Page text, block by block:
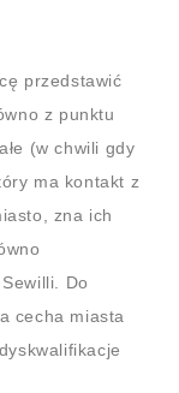
przedstawić
z punktu
(w chwili gdy
ma kontakt z
zna ich
Sewilli. Do
cecha miasta